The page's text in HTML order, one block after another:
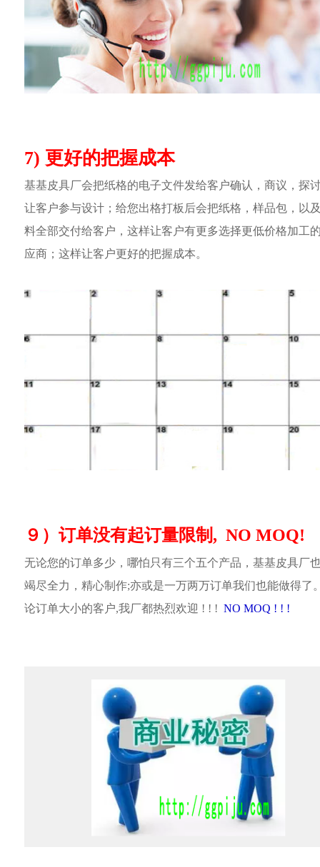
7) 更好的把握成本
基基皮具厂会把纸格的电子文件发给客户确认，商议，探
让客户参与设计；给您出格打板后会把纸格，样品包，以
料全部交付给客户，这样让客户有更多选择更低价格加工
应商；这样让客户更好的把握成本。
９）订单没有起订量限制, NO MOQ!
无论您的订单多少，哪怕只有三个五个产品，基基皮具厂
竭尽全力，精心制作;亦或是一万两万订单我们也能做得了
论订单大小的客户,我厂都热烈欢迎 ! ! ! NO MOQ ! ! !